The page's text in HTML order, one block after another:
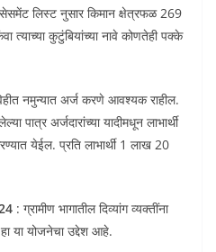
लिस्ट नुसार किमान क्षेत्रफळ 269
त्याच्या कुटुंबियांच्या नावे कोणतेही पक्के
नमुन्यात अर्ज करणे आवश्यक राहील.
पात्र अर्जदारांच्या यादीमधून लाभार्थी
येईल. प्रति लाभार्थी 1 लाख 20
: ग्रामीण भागातील दिव्यांग व्यक्तींना
या योजनेचा उद्देश आहे.